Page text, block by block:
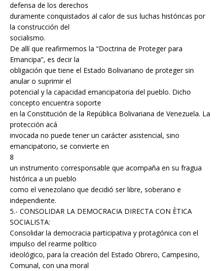
defensa de los derechos
duramente conquistados al calor de sus luchas históricas por
la construcción del
socialismo.
De allí que reafirmemos la “Doctrina de Proteger para
Emancipa”, es decir la
obligación que tiene el Estado Bolivariano de proteger sin
anular o suprimir el
potencial y la capacidad emancipatoria del pueblo. Dicho
concepto encuentra soporte
en la Constitución de la República Bolivariana de Venezuela. La
protección acá
invocada no puede tener un carácter asistencial, sino
emancipatorio, se convierte en
8
un instrumento corresponsable que acompaña en su fragua
histórica a un pueblo
como el venezolano que decidió ser libre, soberano e
independiente.
5.- CONSOLIDAR LA DEMOCRACIA DIRECTA CON ÈTICA
SOCIALISTA:
Consolidar la democracia participativa y protagónica con el
impulso del rearme político
ideológico, para la creación del Estado Obrero, Campesino,
Comunal, con una moral